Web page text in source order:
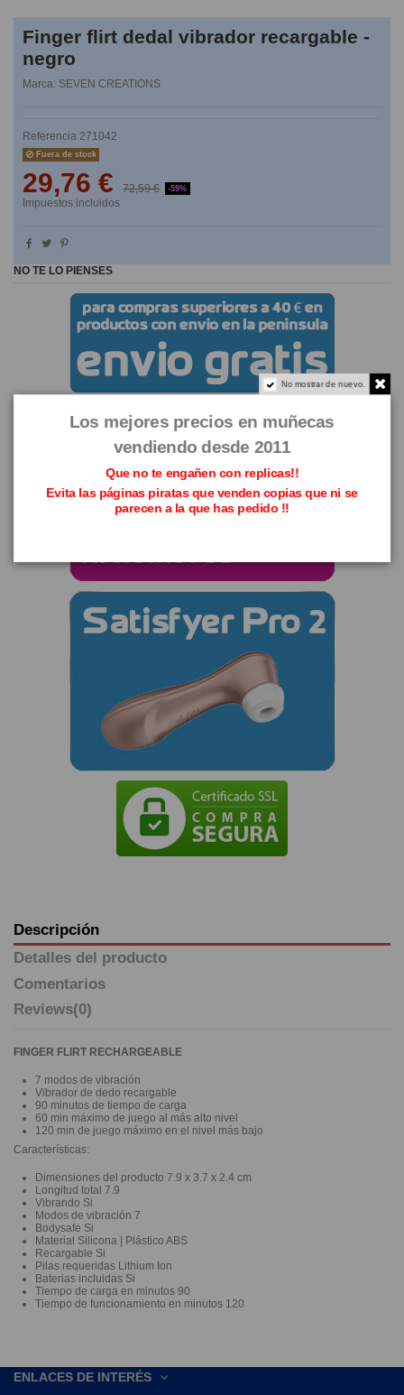
Finger flirt dedal vibrador recargable -
negro
Marca: SEVEN CREATIONS
Referencia 271042
Fuera de stock
29,76 € 72,59 € -59%
Impuestos incluidos
NO TE LO PIENSES
Descripción
Detalles del producto
Comentarios
Reviews(0)
FINGER FLIRT RECHARGEABLE
7 modos de vibración
Vibrador de dedo recargable
90 minutos de tiempo de carga
60 min máximo de juego al más alto nivel
120 min de juego máximo en el nivel más bajo
Características:
Dimensiones del producto 7.9 x 3.7 x 2.4 cm
Longitud total 7.9
Vibrando Si
Modos de vibración 7
Bodysafe Si
Material Silicona | Plástico ABS
Recargable Si
Pilas requeridas Lithium Ion
Baterias incluidas Si
Tiempo de carga en minutos 90
Tiempo de funcionamiento en minutos 120
ENLACES DE INTERÉS
No mostrar de nuevo.
Los mejores precios en muñecas
vendiendo desde 2011
Que no te engañen con replicas!!
Evita las páginas piratas que venden copias que ni se
parecen a la que has pedido !!